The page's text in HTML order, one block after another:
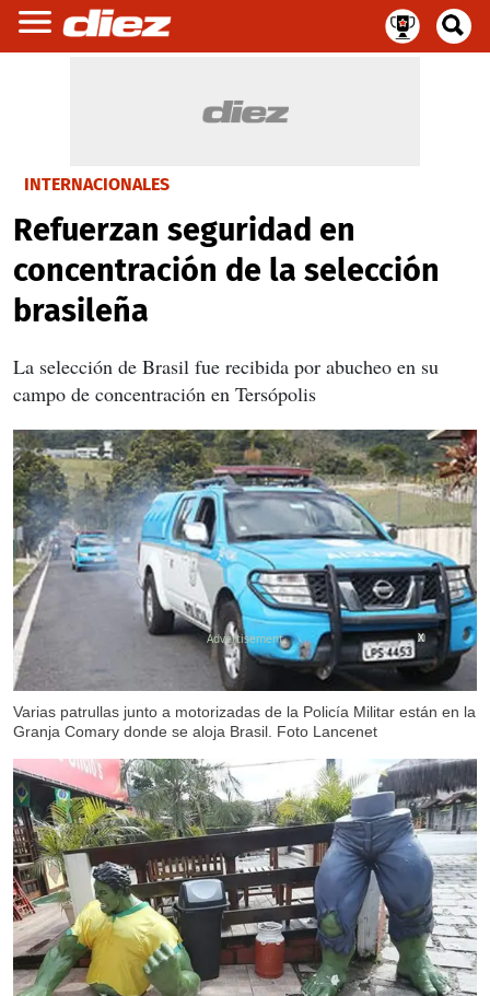
INTERNACIONALES
Refuerzan seguridad en
concentración de la selección
brasileña
La selección de Brasil fue recibida por abucheo en su
campo de concentración en Tersópolis
Varias patrullas junto a motorizadas de la Policía Militar están en la
Granja Comary donde se aloja Brasil. Foto Lancenet
X